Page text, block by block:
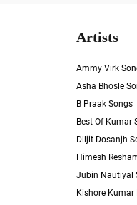
Artists
Ammy Virk
Asha Bhosle
B Praak Songs
Best Of Kumar
Diljit Dosanjh
Himesh
Jubin Nautiyal
Kishore Kumar